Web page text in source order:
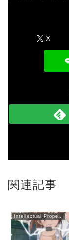
X
関連記事
Intellectual Property